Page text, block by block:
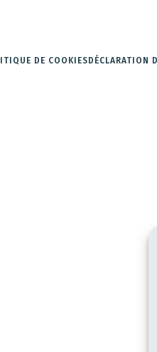
DE COOKIES DÉCLARATION